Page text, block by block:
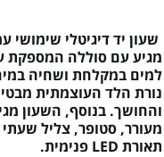
שעון יד דיגיטלי שימושי
למים במקלחת ושחיה
נורת הלד העוצמתית
והחושך. בנוסף, השעון
מעורר, סטופר, צליל שעתי
תאורת LED פנימית.